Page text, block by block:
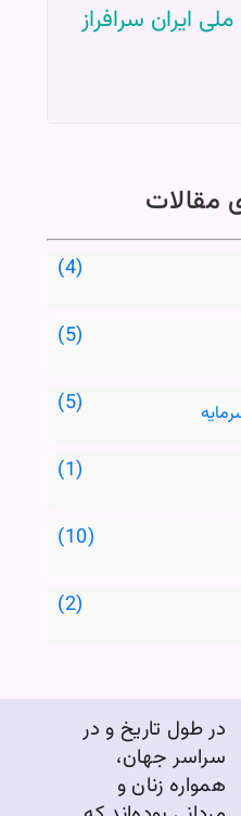
ایران سرافراز
مقالات
در طول تاریخ و در
سراسر جهان،
همواره زنان و